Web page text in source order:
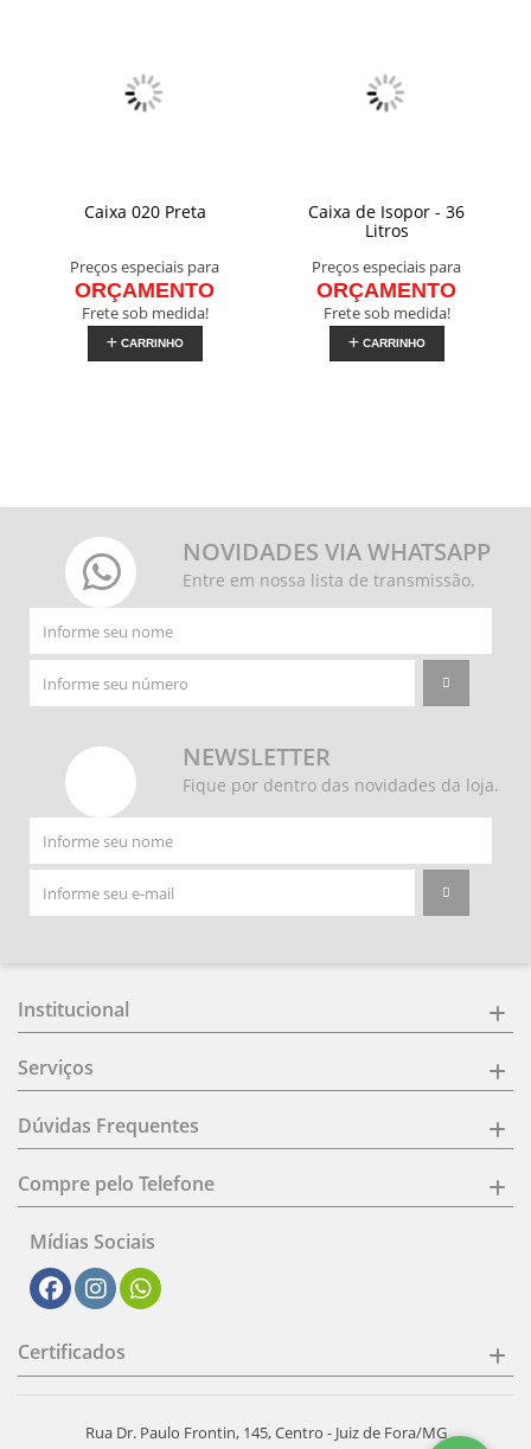
Caixa 020 Preta
Preços especiais para
ORÇAMENTO
Frete sob medida!
CARRINHO
Caixa de Isopor - 36
Litros
Preços especiais para
ORÇAMENTO
Frete sob medida!
CARRINHO
NOVIDADES VIA WHATSAPP
Entre em nossa lista de transmissão.
NEWSLETTER
Fique por dentro das novidades da loja.
Institucional
Serviços
Dúvidas Frequentes
Compre pelo Telefone
Mídias Sociais
Certificados
Rua Dr. Paulo Frontin, 145, Centro - Juiz de Fora/MG